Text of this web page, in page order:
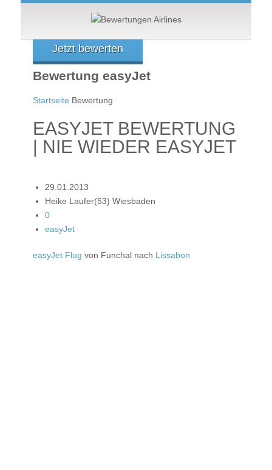
Jetzt bewerten
Bewertung easyJet
Startseite Bewertung
EASYJET BEWERTUNG
| NIE WIEDER EASYJET
29.01.2013
Heike Laufer(53) Wiesbaden
0
easyJet
easyJet Flug von Funchal nach Lissabon